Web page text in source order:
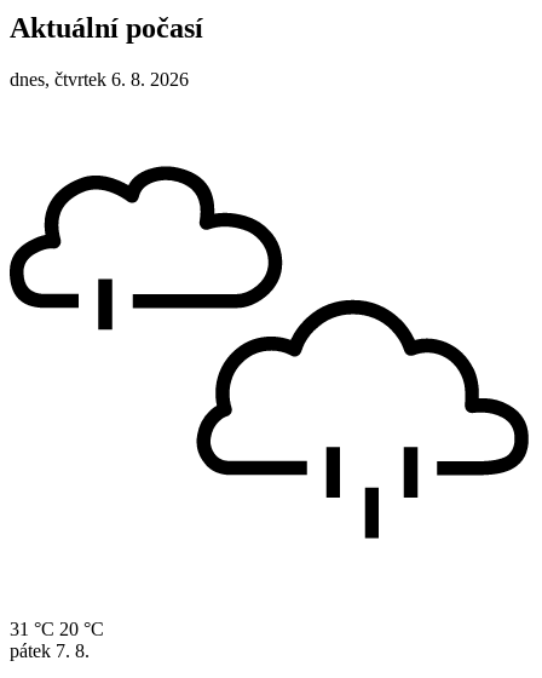
Aktuální počasí
dnes, čtvrtek 6. 8. 2026
31 °C 20 °C
pátek 7. 8.